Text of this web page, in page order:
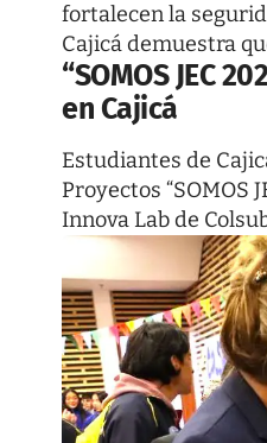
fortalecen la
Cajicá demuestra
“SOMOS JEC
en Cajicá
Estudiantes de
Proyectos “SOMOS
Innova Lab de